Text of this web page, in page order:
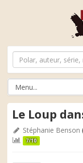
Le Loup
Stéphanie Benson
7/10